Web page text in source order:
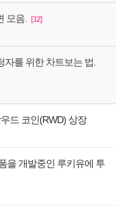
모음.
[12]
를 위한 차트보는 법.
드 코인(RWD) 상장
을 개발중인 루키유에 투